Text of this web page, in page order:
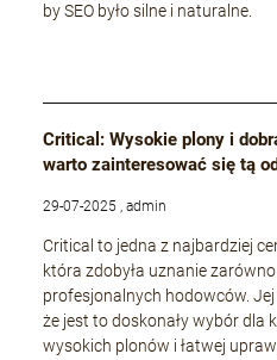
by SEO było silne i naturalne.
Critical: Wysokie plony i
warto zainteresować się tą
29-07-2025 , admin
Critical to jedna z najbardziej
która zdobyła uznanie
profesjonalnych hodowców.
że jest to doskonały wybór dla
wysokich plonów i łatwej